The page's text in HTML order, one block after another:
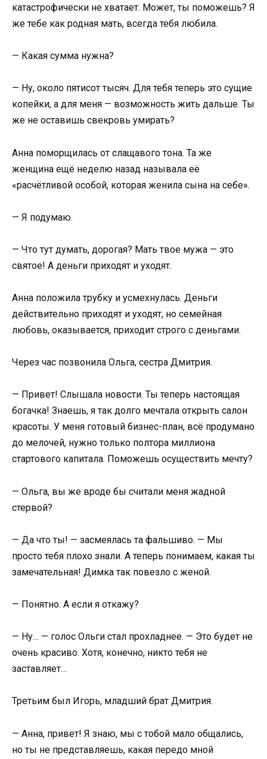
катастрофически не хватает. Может, ты поможешь? Я
же тебе как родная мать, всегда тебя любила.
— Какая сумма нужна?
— Ну, около пятисот тысяч. Для тебя теперь это сущие
копейки, а для меня — возможность жить дальше. Ты
же не оставишь свекровь умирать?
Анна поморщилась от слащавого тона. Та же
женщина ещё неделю назад называла её
«расчётливой особой, которая женила сына на себе».
— Я подумаю.
— Что тут думать, дорогая? Мать твое мужа — это
святое! А деньги приходят и уходят.
Анна положила трубку и усмехнулась. Деньги
действительно приходят и уходят, но семейная
любовь, оказывается, приходит строго с деньгами.
Через час позвонила Ольга, сестра Дмитрия.
— Привет! Слышала новости. Ты теперь настоящая
богачка! Знаешь, я так долго мечтала открыть салон
красоты. У меня готовый бизнес-план, всё продумано
до мелочей, нужно только полтора миллиона
стартового капитала. Поможешь осуществить мечту?
— Ольга, вы же вроде бы считали меня жадной
стервой?
— Да что ты! — засмеялась та фальшиво. — Мы
просто тебя плохо знали. А теперь понимаем, какая ты
замечательная! Димка так повезло с женой.
— Понятно. А если я откажу?
— Ну… — голос Ольги стал прохладнее. — Это будет не
очень красиво. Хотя, конечно, никто тебя не
заставляет…
Третьим был Игорь, младший брат Дмитрия.
— Анна, привет! Я знаю, мы с тобой мало общались,
но ты не представляешь, какая передо мной